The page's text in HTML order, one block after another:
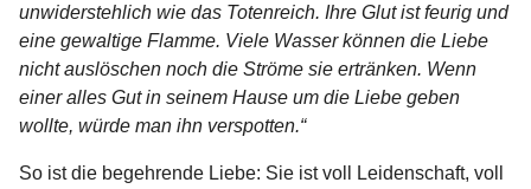
unwiderstehlich wie das Totenreich. Ihre Glut ist feurig und
eine gewaltige Flamme. Viele Wasser können die Liebe
nicht auslöschen noch die Ströme sie ertränken. Wenn
einer alles Gut in seinem Hause um die Liebe geben
wollte, würde man ihn verspotten.“
So ist die begehrende Liebe: Sie ist voll Leidenschaft, voll